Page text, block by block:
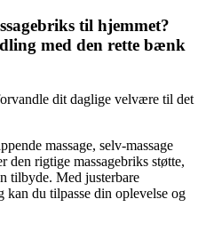
til hjemmet?
med den rette bænk
dit daglige velvære til det
massage, selv-massage
rigtige massagebriks støtte,
tilbyde. Med justerbare
du tilpasse din oplevelse og